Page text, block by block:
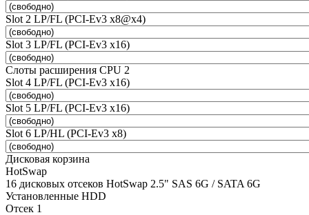
Slot 2 LP/FL (PCI-Ev3 x8@x4)
Slot 3 LP/FL (PCI-Ev3 x16)
Слоты расширения CPU 2
Slot 4 LP/FL (PCI-Ev3 x16)
Slot 5 LP/FL (PCI-Ev3 x16)
Slot 6 LP/HL (PCI-Ev3 x8)
Дисковая корзина
HotSwap
16 дисковых отсеков HotSwap 2.5" SAS 6G / SATA 6G
Установленные HDD
Отсек 1